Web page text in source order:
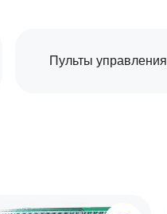
Пульты управления